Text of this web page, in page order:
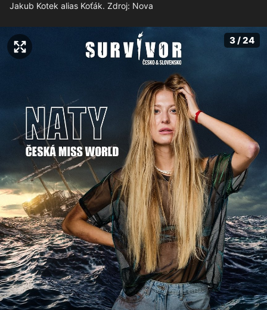
Jakub Kotek alias Koťák. Zdroj: Nova
3 / 24